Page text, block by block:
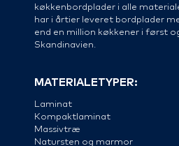
køkkenbordplader i alle
har i årtier leveret bordplader
end en million køkkener i først
Skandinavien.
MATERIALETYPER:
Laminat
Kompaktlaminat
Massivtræ
Natursten og marmor